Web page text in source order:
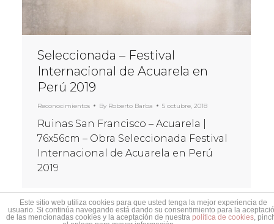
Seleccionada – Festival
Internacional de Acuarela en
Perú 2019
Reconocimientos By Roberto Barba 5 octubre, 2018
Ruinas San Francisco – Acuarela |
76x56cm – Obra Seleccionada Festival
Internacional de Acuarela en Perú
2019
Este sitio web utiliza cookies para que usted tenga la mejor experiencia de
usuario. Si continúa navegando está dando su consentimiento para la
de las mencionadas cookies y la aceptación de nuestra política de cookies,